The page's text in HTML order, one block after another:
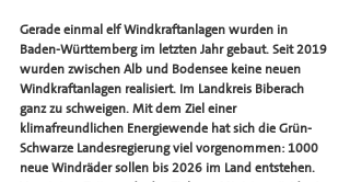
Gerade einmal elf Windkraftanlagen wurden in
Baden-Württemberg im letzten Jahr gebaut. Seit 2019
wurden zwischen Alb und Bodensee keine neuen
Windkraftanlagen realisiert. Im Landkreis Biberach
ganz zu schweigen. Mit dem Ziel einer
klimafreundlichen Energiewende hat sich die Grün-
Schwarze Landesregierung viel vorgenommen: 1000
neue Windräder sollen bis 2026 im Land entstehen.